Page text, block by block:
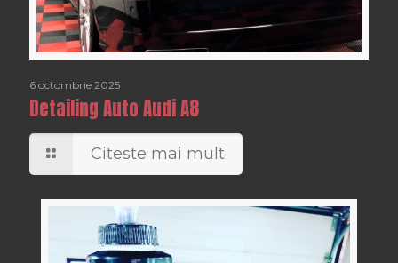
6 octombrie 2025
Detailing Auto Audi A8
Citeste mai mult